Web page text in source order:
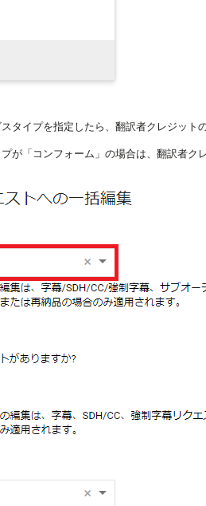
タイプを指定したら、翻訳者クレジット
が「コンフォーム」の場合は、翻訳者ク